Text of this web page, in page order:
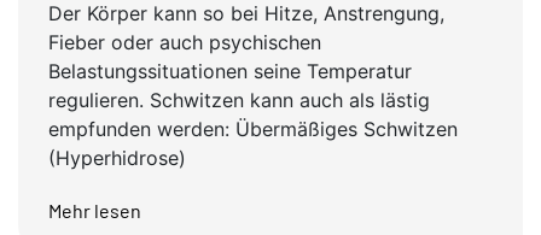
Der Körper kann so bei Hitze, Anstrengung,
Fieber oder auch psychischen
Belastungssituationen seine Temperatur
regulieren. Schwitzen kann auch als lästig
empfunden werden: Übermäßiges Schwitzen
(Hyperhidrose)
Mehr lesen